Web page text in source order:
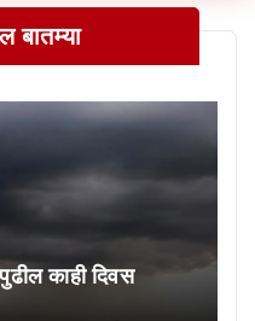
बातम्या
काही दिवस